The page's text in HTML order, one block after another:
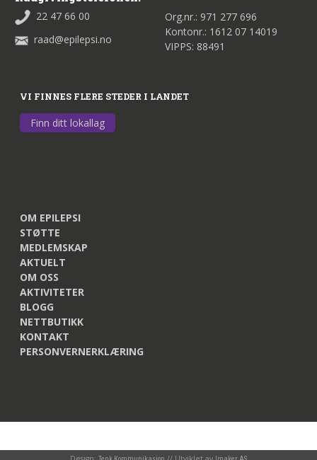
22 47 66 00
raad@epilepsi.no
Org.nr.: 971 277 696
Kontonr.: 1612 07 14019
VIPPS: 88491
VI FINNES FLERE STEDER I LANDET
Finn ditt lokallag
OM EPILEPSI
STØTTE
MEDLEMSKAP
AKTUELT
OM OSS
AKTIVITETER
BLOGG
NETTBUTIKK
KONTAKT
PERSONVERNERKLÆRING